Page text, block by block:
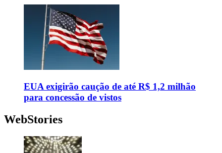
EUA exigirão caução de até R$ 1,2 milhão
para concessão de vistos
WebStories